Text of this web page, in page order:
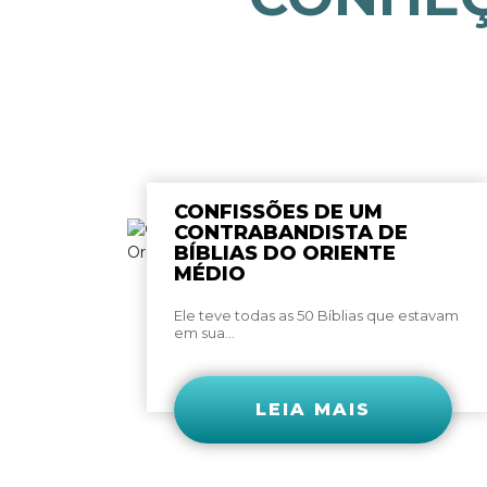
CONFISSÕES DE UM
CONTRABANDISTA DE
BÍBLIAS DO ORIENTE
MÉDIO
Ele teve todas as 50 Bíblias que estavam
em sua...
LEIA MAIS